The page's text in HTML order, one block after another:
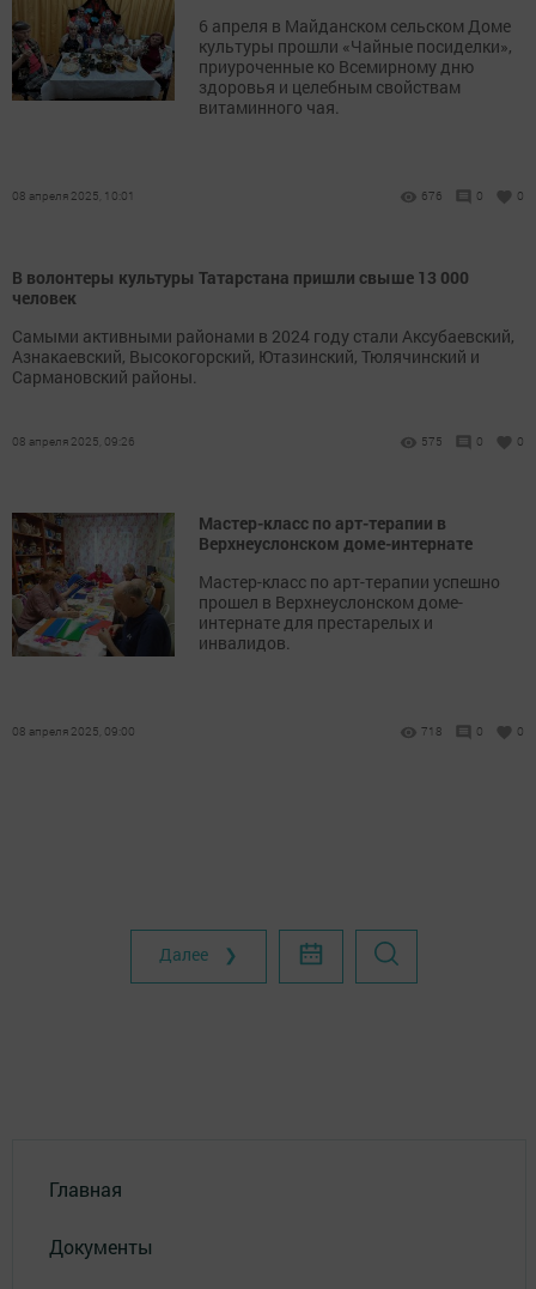
6 апреля в Майданском сельском Доме
культуры прошли «Чайные посиделки»,
приуроченные ко Всемирному дню
здоровья и целебным свойствам
витаминного чая.
08 апреля 2025, 10:01 676 0 0
В волонтеры культуры Татарстана пришли свыше 13 000
человек
Самыми активными районами в 2024 году стали Аксубаевский,
Азнакаевский, Высокогорский, Ютазинский, Тюлячинский и
Сармановский районы.
08 апреля 2025, 09:26 575 0 0
Мастер-класс по арт-терапии в
Верхнеуслонском доме-интернате
Мастер-класс по арт-терапии успешно
прошел в Верхнеуслонском доме-
интернате для престарелых и
инвалидов.
08 апреля 2025, 09:00 718 0 0
Далее ❯
Главная
Документы